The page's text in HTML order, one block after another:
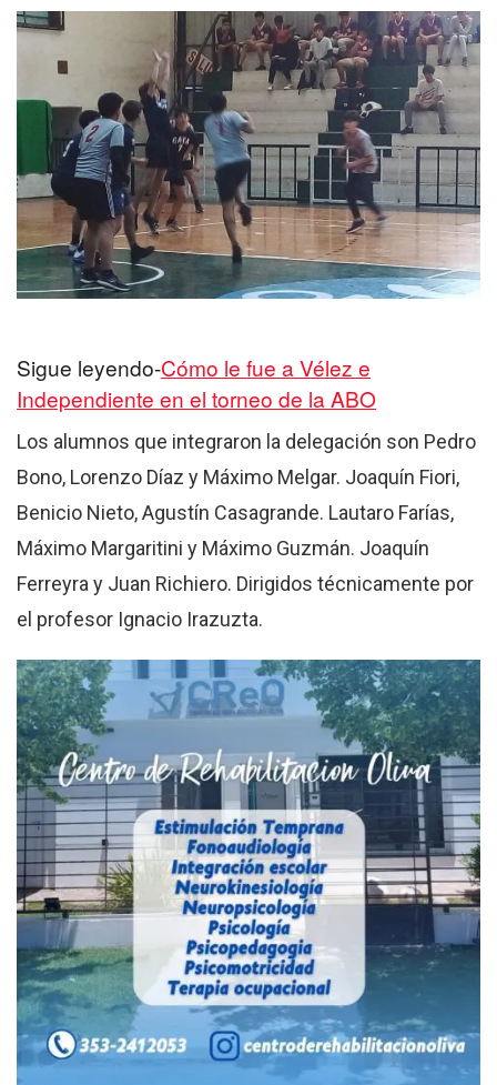
Sigue leyendo-Cómo le fue a Vélez e
Independiente en el torneo de la ABO
Los alumnos que integraron la delegación son Pedro
Bono, Lorenzo Díaz y Máximo Melgar. Joaquín Fiori,
Benicio Nieto, Agustín Casagrande. Lautaro Farías,
Máximo Margaritini y Máximo Guzmán. Joaquín
Ferreyra y Juan Richiero. Dirigidos técnicamente por
el profesor Ignacio Irazuzta.